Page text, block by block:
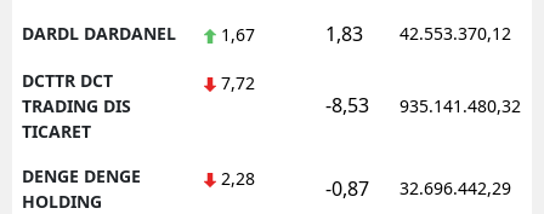
DARDL DARDANEL 1,67 1,83 42.553.370,12
DCTTR DCT
TRADING DIS
TICARET
7,72
-8,53 935.141.480,32
DENGE DENGE
HOLDING
2,28 -0,87 32.696.442,29